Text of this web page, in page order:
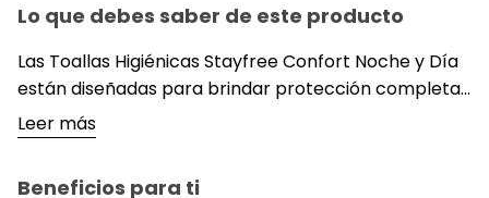
Lo que debes saber de este producto
Las Toallas Higiénicas Stayfree Confort Noche y Día
están diseñadas para brindar protección completa
y cómoda durante el día y la noche. Gracias a su
tecnología avanzada, ofrecen máxima absorción,
Leer más
Beneficios para ti